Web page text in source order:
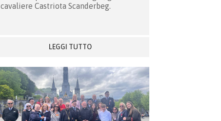
cavaliere Castriota Scanderbeg.
LEGGI TUTTO